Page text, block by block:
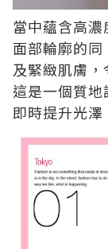
當中蘊含高
面部輪廓的
及緊緻肌膚，
這是一個質
即時提升光澤